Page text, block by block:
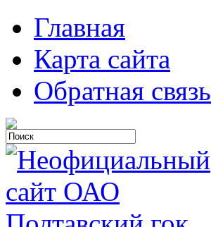
Главная
Карта сайта
Обратная связь